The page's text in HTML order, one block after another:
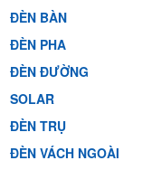
ĐÈN BÀN
ĐÈN PHA
ĐÈN ĐƯỜNG
SOLAR
ĐÈN TRỤ
ĐÈN VÁCH NGOÀI